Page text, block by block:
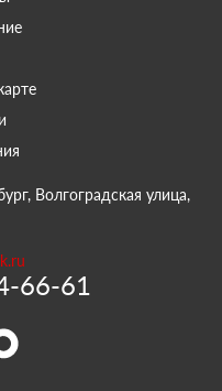
Волгоградская улица,
66-61